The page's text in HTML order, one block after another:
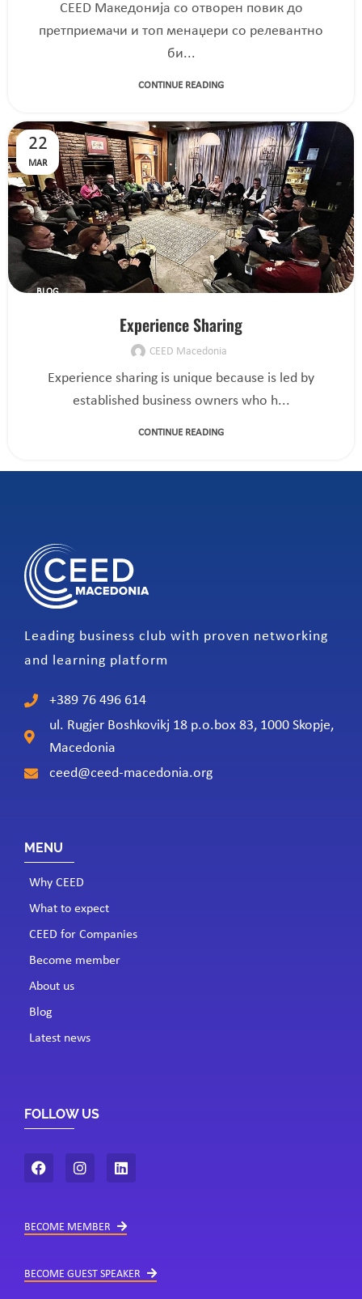
CEED Македонија со отворен повик до
претприемачи и топ менаџери со релевантно
би...
CONTINUE READING
22
MAR
BLOG
Experience Sharing
CEED Macedonia
Experience sharing is unique because is led by
established business owners who h...
CONTINUE READING
Leading business club with proven networking
and learning platform
+389 76 496 614
ul. Rugjer Boshkovikj 18 p.o.box 83, 1000 Skopje,
Macedonia
ceed@ceed-macedonia.org
MENU
Why CEED
What to expect
CEED for Companies
Become member
About us
Blog
Latest news
FOLLOW US
BECOME MEMBER
BECOME GUEST SPEAKER